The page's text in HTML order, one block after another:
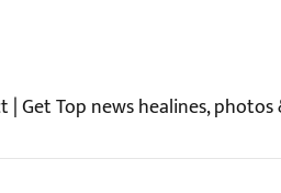
Get Top news healines,